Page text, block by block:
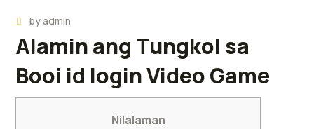
byadmin
Alamin ang Tungkol sa
Booi id login Video Game
Nilalaman